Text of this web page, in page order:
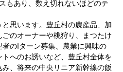
もあり、数え切れないほどのテ
思います。豊丘村の農産品、加
のオーナーや桃狩り、まつたけ
のIターン募集、農業に興味の
へのお誘いなど、豊丘村全体を
、将来の中央リニア新幹線の飯